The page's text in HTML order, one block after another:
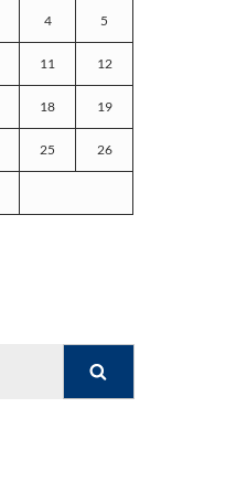
4 5
11 12
18 19
25 26
Buscar: